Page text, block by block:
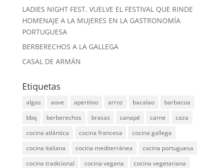
LADIES NIGHT FEST. VUELVE EL FESTIVAL QUE RINDE
HOMENAJE A LA MUJERES EN LA GASTRONOMÍA
PORTUGUESA
BERBERECHOS A LA GALLEGA
CASAL DE ARMÁN
Etiquetas
algas aove aperitivo arroz bacalao
barbacoa
bbq
berberechos brasas canapé carne
caza
cocina atlántica
cocina francesa
cocina gallega
cocina italiana
cocina mediterránea
cocina portuguesa
cocina tradicional
cocina vegana
cocina vegetariana